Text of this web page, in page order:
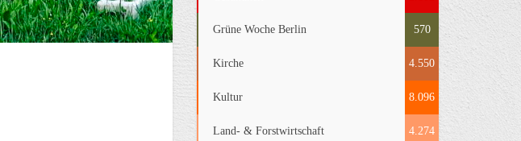
Grüne Woche Berlin 570
Kirche 4.550
Kultur 8.096
Land- & Forstwirtschaft 4.274